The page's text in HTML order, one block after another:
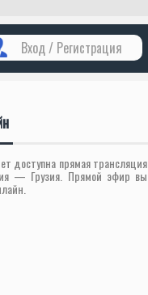
Вход / Регистрация
доступна прямая трансляция
— Грузия. Прямой эфир вы